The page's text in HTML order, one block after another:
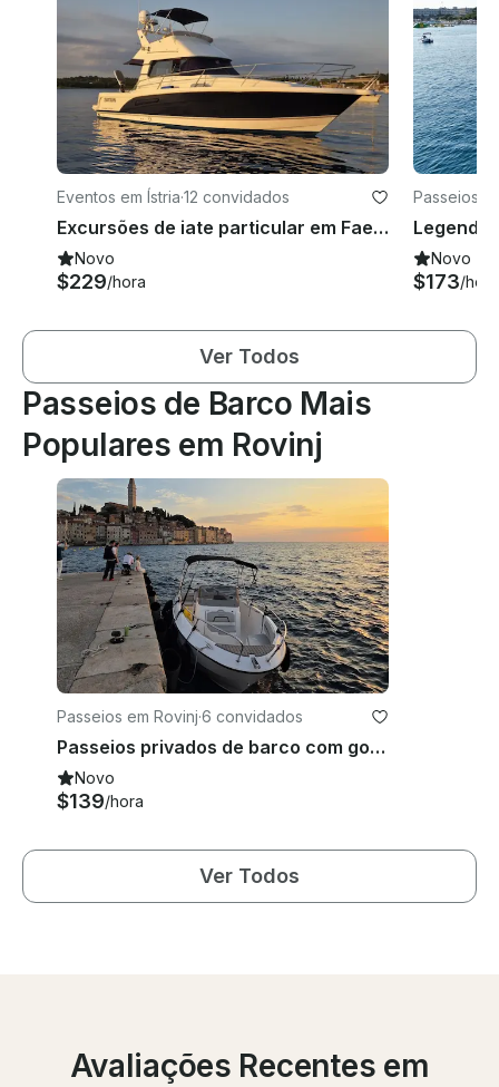
Eventos em Ístria·12 convidados
Excursões de iate particular em Faeton 39 saindo de Vsar
Novo
$229/hora
Passeios
Legend
Novo
$173/hora
Ver Todos
Passeios de Barco Mais
Populares em Rovinj
Passeios em Rovinj·6 convidados
Passeios privados de barco com golfinhos com barco novo Karnic de 19 pés de Rovinj — Delfin
Novo
$139/hora
Ver Todos
Avaliações Recentes em